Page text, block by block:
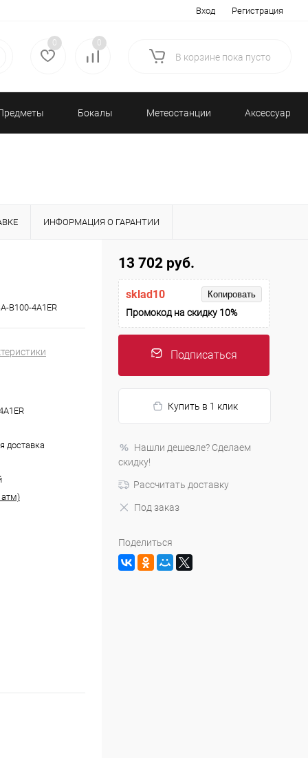
Вход Регистрация
0 0
В корзине пока пусто
Бокалы Метеостанции Аксессуары/
ИНФОРМАЦИЯ О ГАРАНТИИ
B100-4A1ER
доставка
атм)
13 702 руб.
sklad10 Копировать
Промокод на скидку 10%
Подписаться
Купить в 1 клик
Нашли дешевле? Сделаем
скидку!
Рассчитать доставку
Под заказ
Поделиться